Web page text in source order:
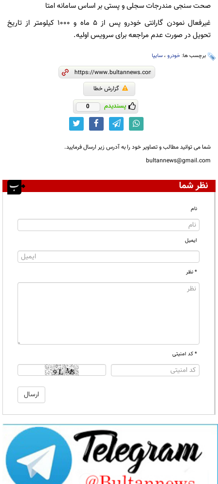
صحت سنجی مندرجات سجلی و پستی بر اساس سامانه امتا
غیرفعال نمودن گارانتی خودرو پس از 5 ماه و 1000 کیلومتر از تاریخ
تحویل در صورت عدم مراجعه برای سرویس اولیه.
برچسب ها: خودرو ، سایپا
گزارش خطا
پسندیدم 0
شما می توانید مطالب و تصاویر خود را به آدرس زیر ارسال فرمایید.
bultannews@gmail.com
نظر شما
نام
ایمیل
* نظر
* کد امنیتی